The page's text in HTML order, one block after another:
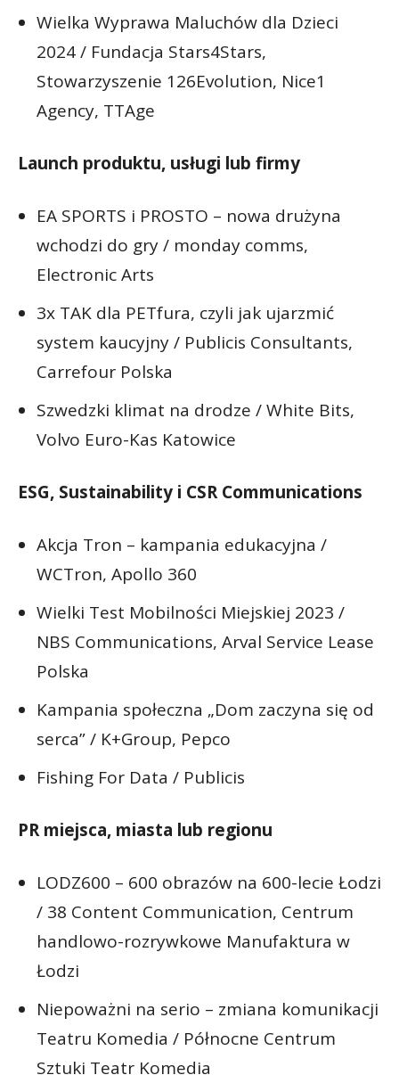
Wielka Wyprawa Maluchów dla Dzieci
2024 / Fundacja Stars4Stars,
Stowarzyszenie 126Evolution, Nice1
Agency, TTAge
Launch produktu, usługi lub firmy
EA SPORTS i PROSTO – nowa drużyna
wchodzi do gry / monday comms,
Electronic Arts
3x TAK dla PETfura, czyli jak ujarzmić
system kaucyjny / Publicis Consultants,
Carrefour Polska
Szwedzki klimat na drodze / White Bits,
Volvo Euro-Kas Katowice
ESG, Sustainability i CSR Communications
Akcja Tron – kampania edukacyjna /
WCTron, Apollo 360
Wielki Test Mobilności Miejskiej 2023 /
NBS Communications, Arval Service Lease
Polska
Kampania społeczna „Dom zaczyna się od
serca” / K+Group, Pepco
Fishing For Data / Publicis
PR miejsca, miasta lub regionu
LODZ600 – 600 obrazów na 600-lecie Łodzi
/ 38 Content Communication, Centrum
handlowo-rozrywkowe Manufaktura w
Łodzi
Niepoważni na serio – zmiana komunikacji
Teatru Komedia / Północne Centrum
Sztuki Teatr Komedia